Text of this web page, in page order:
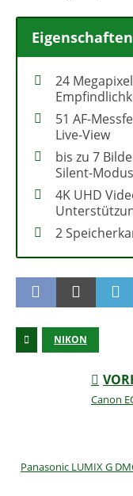
Eigenschaften
24
51 AF-
Live-View
bis zu 7
Silent-
4K UHD
2
NIKON
Canon
Panasonic LUMIX G